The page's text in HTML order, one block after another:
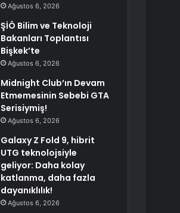
Ağustos 6, 2026
ŞİÖ Bilim ve Teknoloji
Bakanları Toplantısı
Bişkek’te
Ağustos 6, 2026
Midnight Club’ın Devam
Etmemesinin Sebebi GTA
Serisiymiş!
Ağustos 6, 2026
Galaxy Z Fold 9, hibrit
UTG teknolojsiyle
geliyor: Daha kolay
katlanma, daha fazla
dayanıklılık!
Ağustos 6, 2026